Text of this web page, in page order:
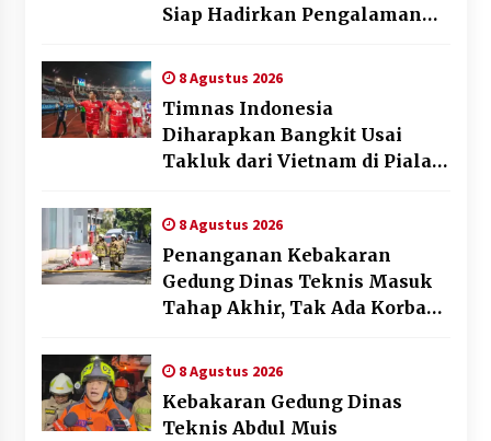
Siap Hadirkan Pengalaman
8 Agustus 2026
Timnas Indonesia
Diharapkan Bangkit Usai
Takluk dari Vietnam di Piala
8 Agustus 2026
Penanganan Kebakaran
Gedung Dinas Teknis Masuk
Tahap Akhir, Tak Ada Korban
8 Agustus 2026
Kebakaran Gedung Dinas
Teknis Abdul Muis